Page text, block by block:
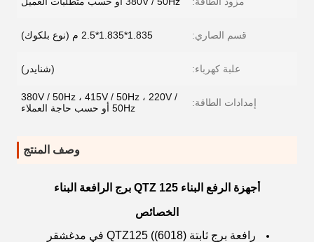
قسم الصاري: 1.835*1.835*2.5 م (نوع بلكوك)
علبة كهرباء: (شنايدر)
إمدادات الطاقة:
380V / 50Hz ، 415V / 50Hz ، 220V /
50Hz أو حسب حاجة العملاء
وصف المنتج
أجهزة الرفع البناء QTZ 125 برج الرافعة البناء
الخصائص
رافعة برج ثابتة QTZ125 ((6018) في مدغشقر